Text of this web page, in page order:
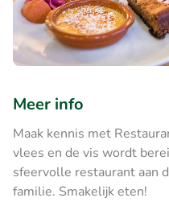
Meer info
Maak kennis met
vlees en de vis wordt
sfeervolle restaurant aan
familie. Smakelijk eten!